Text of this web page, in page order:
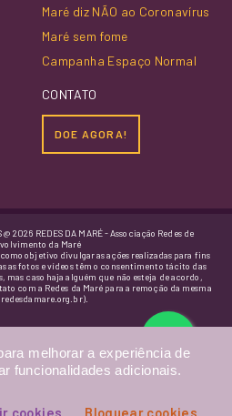
Maré diz NÃO ao Coronavírus
Maré sem fome
Campanha Espaço Normal
CONTATO
DOE AGORA!
@ 2026 REDES DA MARÉ - Associação Redes de
da Maré
objetivo divulgar as ações realizadas para fins
as fotos e vídeos têm o consentimento tácito das
mas caso haja alguém que não esteja de acordo,
com a Redes da Maré para a remoção da mesma
melhorar a experiência de
funcionalidades adicionais.
Bloquear cookies
cookies